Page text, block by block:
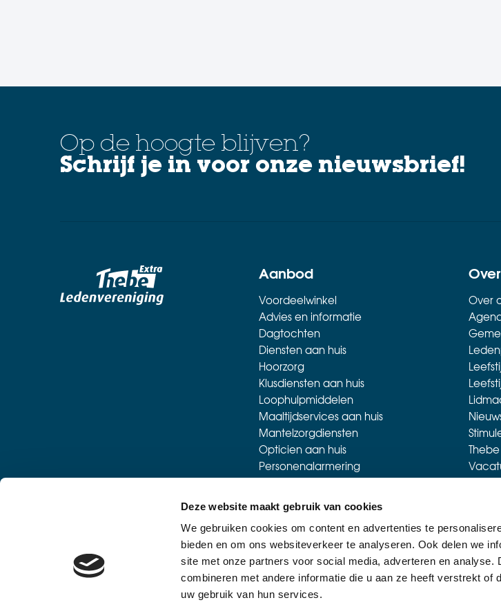
Deze website maakt gebruik van cookies
We gebruiken cookies om content en advertenties te
bieden en om ons websiteverkeer te analyseren. Ook delen we
site met onze partners voor social media, adverteren en analyse.
combineren met andere informatie die u aan ze heeft verstrekt of
uw gebruik van hun services.
Op de hoogte blijven?
Schrijf je in voor onze nieuwsbrief!
Aanbod
Voordeelwinkel
Advies en informatie
Dagtochten
Diensten aan huis
Hoorzorg
Klusdiensten aan huis
Loophulpmiddelen
Maaltijdservices aan huis
Mantelzorgdiensten
Opticien aan huis
Personenalarmering
Sporten met korting
Thuiszorgwinkels
Verhuisservice
Woonadvies
Workshops
Zorgverzekeringen CZ en VGZ
Meer ledenvoordeel
Over